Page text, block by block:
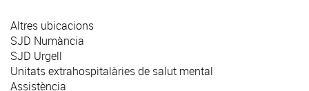
Altres ubicacions
SJD Numància
SJD Urgell
Unitats extrahospitalàries de salut mental
Assistència